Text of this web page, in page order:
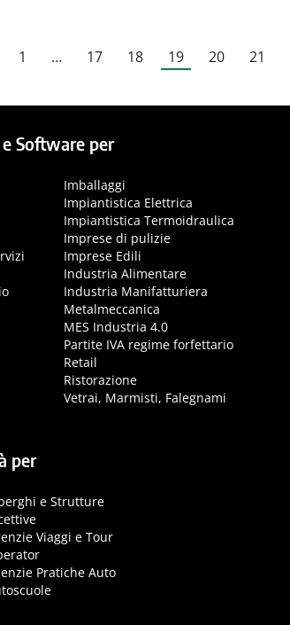
1 … 17 18 19 20 21
Software per
Imballaggi
Impiantistica Elettrica
Impiantistica Termoidraulica
Imprese di pulizie
Imprese Edili
Industria Alimentare
Industria Manifatturiera
Metalmeccanica
MES Industria 4.0
Partite IVA regime forfettario
Retail
Ristorazione
Vetrai, Marmisti, Falegnami
per
e Strutture
Viaggi e Tour
Pratiche Auto